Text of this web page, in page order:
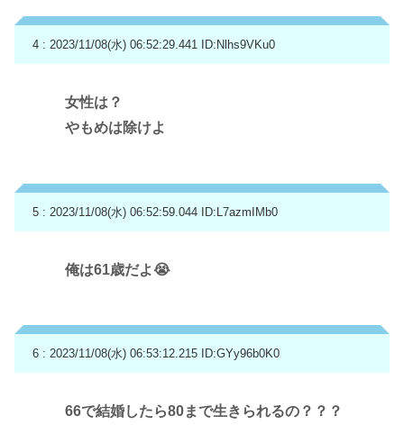
4 : 2023/11/08(水) 06:52:29.441 ID:Nlhs9VKu0
女性は？
やもめは除けよ
5 : 2023/11/08(水) 06:52:59.044 ID:L7azmIMb0
俺は61歳だよ😭
6 : 2023/11/08(水) 06:53:12.215 ID:GYy96b0K0
66で結婚したら80まで生きられるの？？？